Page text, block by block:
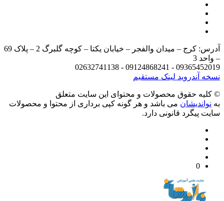
آدرس: کرج – میدان والفجر – خیابان یکتا – کوچه گلبرگ 2 – پلاک 69
3
09365452019 - 09124868241 -
آندرویدلینک مستقیم
حقوق محصولات و محتوای اين سایت متعلق
می باشد و هر گونه کپی برداری از محتوا و محصولات
پیگرد قانونی دارد.